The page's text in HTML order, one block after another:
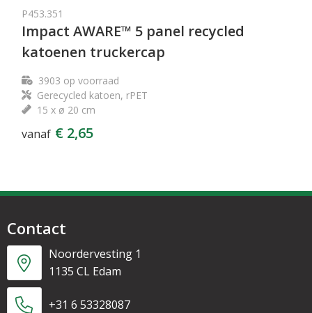
P453.351
Impact AWARE™ 5 panel recycled
katoenen truckercap
3903 op voorraad
Gerecycled katoen, rPET
15 x ø 20 cm
vanaf € 2,65
Contact
Noordervesting 1
1135 CL Edam
+31 6 53328087